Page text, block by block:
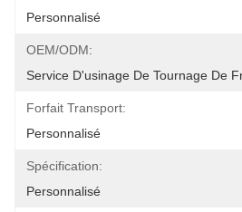
Personnalisé
OEM/ODM:
Service D'usinage De Tournage De
Forfait Transport:
Personnalisé
Spécification:
Personnalisé